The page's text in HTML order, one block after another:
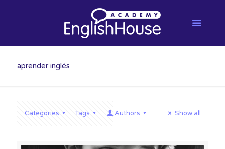
aprender inglés
Categories Tags Authors Show all